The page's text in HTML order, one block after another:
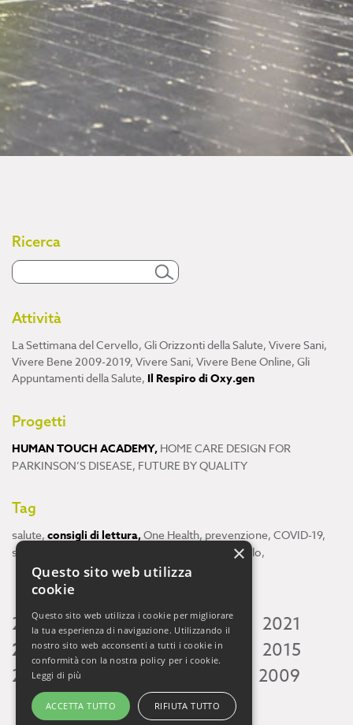
Ricerca
Attività
La Settimana del Cervello, Gli Orizzonti della Salute, Vivere Sani,
Vivere Bene 2009-2019, Vivere Sani, Vivere Bene Online, Gli
Appuntamenti della Salute, Il Respiro di Oxy.gen
Progetti
HUMAN TOUCH ACADEMY, HOME CARE DESIGN FOR
PARKINSON’S DISEASE, FUTURE BY QUALITY
Tag
salute, consigli di lettura,One Health, prevenzione, COVID-19,
scienza
cervello,
2026 2025 2024 2023 2022
2021
2020 2019 2018 2017 2016
2015
2014 2013 2009
×
Questo sito web utilizza
cookie
Questo sito web utilizza i cookie per migliorare
la tua esperienza di navigazione. Utilizzando il
nostro sito web acconsenti a tutti i cookie in
conformità con la nostra policy per i cookie.
Leggi di più
ACCETTA TUTTO RIFIUTA TUTTO